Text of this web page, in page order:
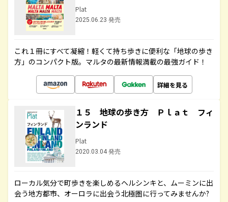
Plat
2025.06.23 発売
これ１冊にすべて凝縮！軽くて持ち歩きに便利な「地球の歩き
方」のコンパクト版。マルタの最新情報満載の最強ガイド！
詳細を見る
１５ 地球の歩き方 Ｐｌａｔ フィ
ンランド
Plat
2020.03.04 発売
ローカル気分で町歩きを楽しめるヘルシンキと、ムーミンに出
会う地方都市、オーロラに出会う北極圏に行ってみませんか?